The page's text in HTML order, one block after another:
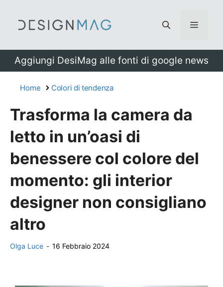
Menu
Aggiungi DesiMag alle fonti di google news
Home Colori di tendenza
Trasforma la camera da
letto in un’oasi di
benessere col colore del
momento: gli interior
designer non consigliano
altro
Olga Luce - 16 Febbraio 2024